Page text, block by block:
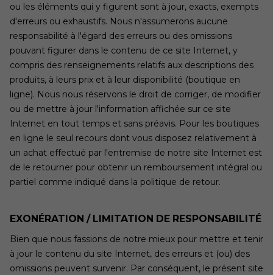
ou les éléments qui y figurent sont à jour, exacts, exempts
d'erreurs ou exhaustifs. Nous n'assumerons aucune
responsabilité à l'égard des erreurs ou des omissions
pouvant figurer dans le contenu de ce site Internet, y
compris des renseignements relatifs aux descriptions des
produits, à leurs prix et à leur disponibilité (boutique en
ligne). Nous nous réservons le droit de corriger, de modifier
ou de mettre à jour l'information affichée sur ce site
Internet en tout temps et sans préavis. Pour les boutiques
en ligne le seul recours dont vous disposez relativement à
un achat effectué par l'entremise de notre site Internet est
de le retourner pour obtenir un remboursement intégral ou
partiel comme indiqué dans la politique de retour.
EXONÉRATION / LIMITATION DE RESPONSABILITÉ
Bien que nous fassions de notre mieux pour mettre et tenir
à jour le contenu du site Internet, des erreurs et (ou) des
omissions peuvent survenir. Par conséquent, le présent site